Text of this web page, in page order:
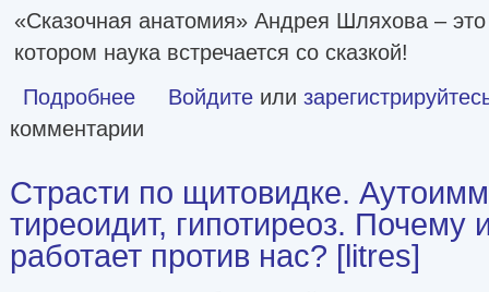
«Сказочная анатомия» Андрея Шляхова –
котором наука встречается со сказкой!
Подробнее о Сказочная анатомия [litres]
Войдите или
комментарии
Страсти по щитовидке.
тиреоидит, гипотиреоз. Почему
работает против нас? [litres]